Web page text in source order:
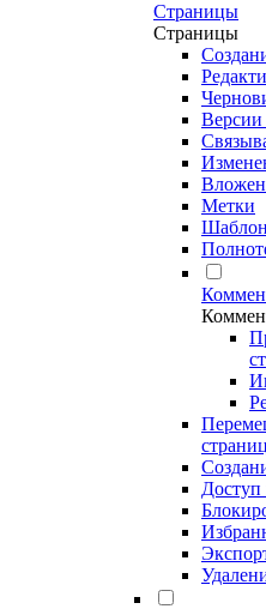
Страницы
Страницы
Метки
страниц
Доступ